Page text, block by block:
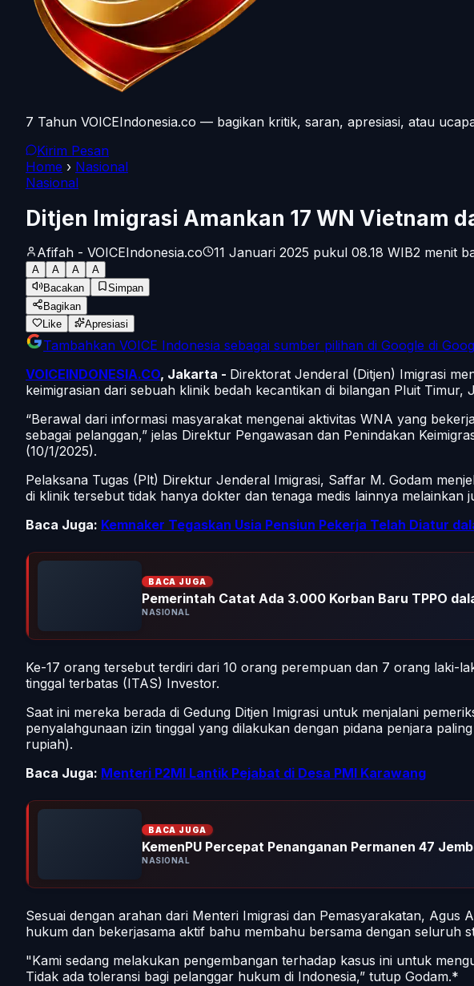
7 Tahun VOICEIndonesia.co — bagikan kritik, saran, apresiasi, atau
Kirim Pesan
Home › Nasional
Nasional
Ditjen Imigrasi Amankan 17 WN Vietnam
Afifah - VOICEIndonesia.co 11 Januari 2025 pukul 08.18 WIB2 menit
A A A
A
Bacakan
Simpan
Bagikan
Like
Apresiasi
Tambahkan VOICE Indonesia sebagai sumber pilihan di Google di
VOICEINDONESIA.CO, Jakarta - Direktorat Jenderal (Ditjen) Imigrasi
keimigrasian dari sebuah klinik bedah kecantikan di bilangan Pluit
“Berawal dari informasi masyarakat mengenai aktivitas WNA yang
sebagai pelanggan,” jelas Direktur Pengawasan dan Penindakan
(10/1/2025).
Pelaksana Tugas (Plt) Direktur Jenderal Imigrasi, Saffar M. Godam
di klinik tersebut tidak hanya dokter dan tenaga medis lainnya
Baca Juga: Kemnaker Tegaskan Usia Pensiun Pekerja Telah Diatur
BACA JUGA
Pemerintah Catat Ada 3.000 Korban Baru TPPO
NASIONAL
Ke-17 orang tersebut terdiri dari 10 orang perempuan dan 7 orang laki-
tinggal terbatas (ITAS) Investor.
Saat ini mereka berada di Gedung Ditjen Imigrasi untuk menjalani
penyalahgunaan izin tinggal yang dilakukan dengan pidana penjara
rupiah).
Baca Juga: Menteri P2MI Lantik Pejabat di Desa PMI Karawang
BACA JUGA
KemenPU Percepat Penanganan Permanen 47
NASIONAL
Sesuai dengan arahan dari Menteri Imigrasi dan Pemasyarakatan,
hukum dan bekerjasama aktif bahu membahu bersama dengan
"Kami sedang melakukan pengembangan terhadap kasus ini untuk
Tidak ada toleransi bagi pelanggar hukum di Indonesia,” tutup Godam.*